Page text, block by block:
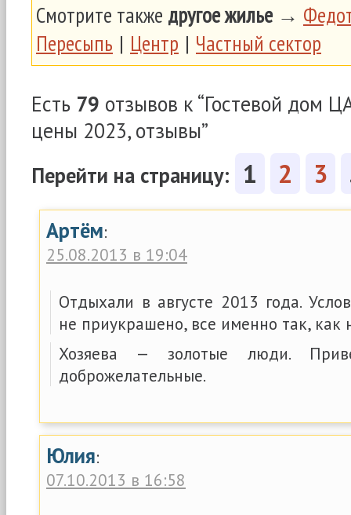
Смотрите также другое жилье→
Пересыпь | Центр | Частный сектор
Есть 79 отзывов к “Гостевой дом
цены 2023, отзывы”
Перейти на страницу: 1 2 3
Артём:
25.08.2013 в 19:04
Отдыхали в августе 2013 года.
не приукрашено, все именно так, как
Хозяева — золотые люди.
доброжелательные.
Юлия:
07.10.2013 в 16:58